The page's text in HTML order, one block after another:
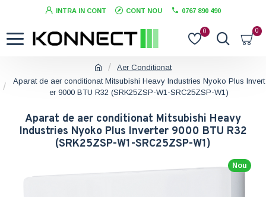
INTRA IN CONT CONT NOU 0767 890 490
0 0
Aer Conditionat
Aparat de aer conditionat Mitsubishi Heavy Industries Nyoko Plus Invert
er 9000 BTU R32 (SRK25ZSP-W1-SRC25ZSP-W1)
Aparat de aer conditionat Mitsubishi Heavy
Industries Nyoko Plus Inverter 9000 BTU R32
(SRK25ZSP-W1-SRC25ZSP-W1)
Nou